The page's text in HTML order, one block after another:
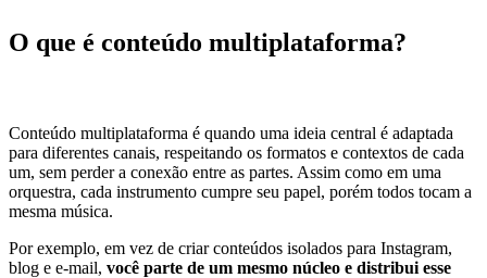
O que é conteúdo multiplataforma?
Conteúdo multiplataforma é quando uma ideia central é adaptada
para diferentes canais, respeitando os formatos e contextos de cada
um, sem perder a conexão entre as partes. Assim como em uma
orquestra, cada instrumento cumpre seu papel, porém todos tocam a
mesma música.
Por exemplo, em vez de criar conteúdos isolados para Instagram,
blog e e-mail, você parte de um mesmo núcleo e distribui esse